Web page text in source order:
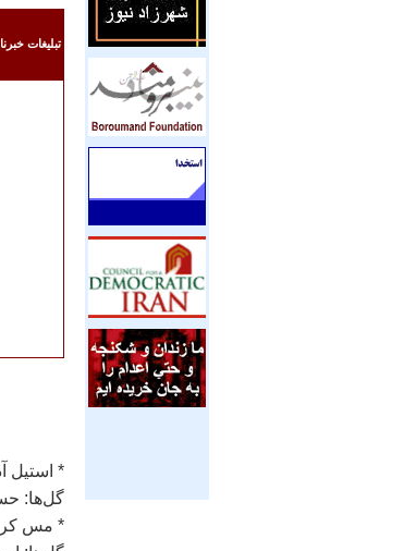
تبليغات
* استیل آذین 3 - پاس
گل‌ها: حسین کاظمی
* مس